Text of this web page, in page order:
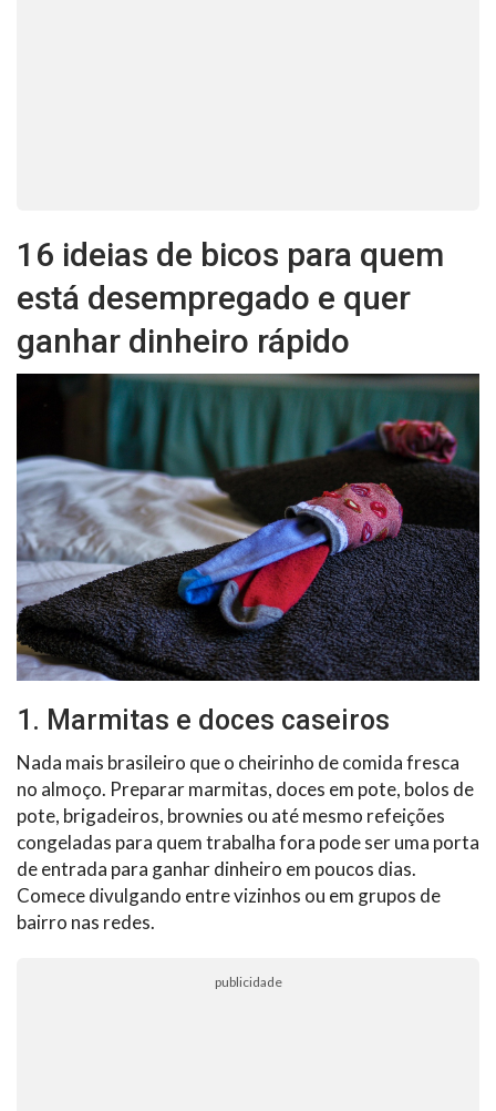
16 ideias de bicos para quem
está desempregado e quer
ganhar dinheiro rápido
1. Marmitas e doces caseiros
Nada mais brasileiro que o cheirinho de comida fresca
no almoço. Preparar marmitas, doces em pote, bolos de
pote, brigadeiros, brownies ou até mesmo refeições
congeladas para quem trabalha fora pode ser uma porta
de entrada para ganhar dinheiro em poucos dias.
Comece divulgando entre vizinhos ou em grupos de
bairro nas redes.
publicidade